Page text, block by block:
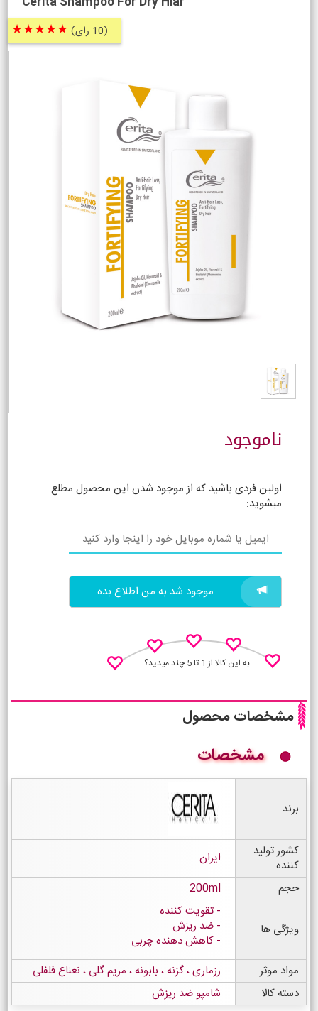
(10 رای) ★★★★★
ناموجود
اولین فردی باشید که از موجود شدن این محصول مطلع
میشوید:
موجود شد به من اطلاع بده
به این کالا از 1 تا 5 چند میدید؟
مشخصات محصول
مشخصات
برند
کشور تولید
کننده
ایران
حجم
200ml
ویژگی ها
تقویت کننده
ضد ریزش
کاهش دهنده چربی
مواد موثر
رزماری ، گزنه ، بابونه ، مریم گلی ، نعناع فلفلی
دسته کالا
شامپو ضد ریزش